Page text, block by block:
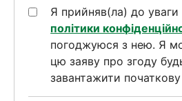
Я прийняв(ла) до
політики
погоджуюся з нею. Я
цю заяву про згоду
завантажити